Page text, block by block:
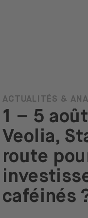
ACTUALITÉS &
1 – 5
Veolia,
route
caféinés